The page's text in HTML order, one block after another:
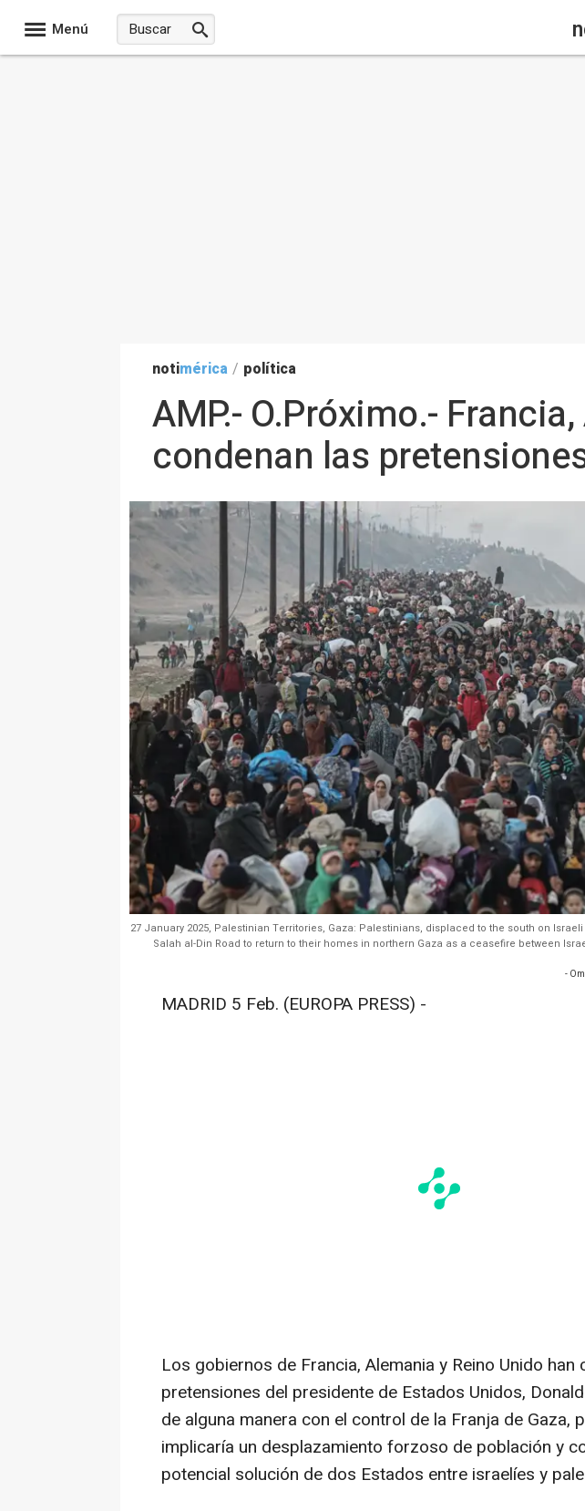
Menú
notimérica / política
AMP.- O.Próximo.-
condenan las
27 January 2025, Palestinian Territories, Gaza: Palestinians, displaced to the south on
Salah al-Din Road to return to their homes in northern Gaza as a ceasefire between
-
MADRID 5 Feb. (EUROPA PRESS) -
Los gobiernos de Francia, Alemania y Reino Unido han
pretensiones del presidente de Estados Unidos,
de alguna manera con el control de la Franja de Gaza,
implicaría un desplazamiento forzoso de población y
potencial solución de dos Estados entre israelíes y